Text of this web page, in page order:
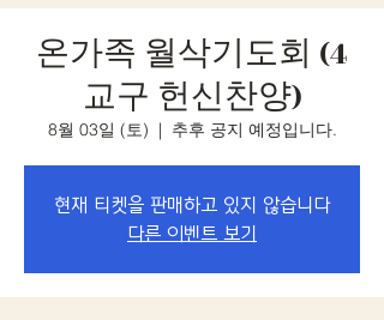
온가족 월삭기도회 (4
교구 헌신찬양)
8월 03일 (토)
  |
추후 공지 예정입니다.
현재 티켓을 판매하고 있지 않습니다
다른 이벤트 보기